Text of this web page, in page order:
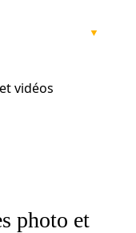
vidéos
photo et